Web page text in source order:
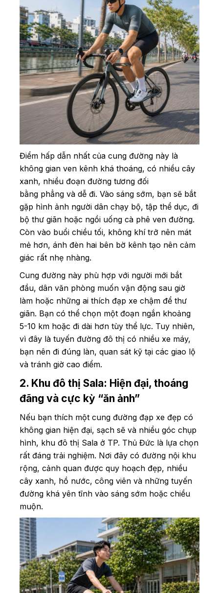
Điểm hấp dẫn nhất của cung đường này là
không gian ven kênh khá thoáng, có nhiều cây
xanh, nhiều đoạn đường tương đối
bằng phẳng và dễ đi. Vào sáng sớm, bạn sẽ bắt
gặp hình ảnh người dân chạy bộ, tập thể dục, đi
bộ thư giãn hoặc ngồi uống cà phê ven đường.
Còn vào buổi chiều tối, không khí trở nên mát
mẻ hơn, ánh đèn hai bên bờ kênh tạo nên cảm
giác rất nhẹ nhàng.
Cung đường này phù hợp với người mới bắt
đầu, dân văn phòng muốn vận động sau giờ
làm hoặc những ai thích đạp xe chậm để thư
giãn. Bạn có thể chọn một đoạn ngắn khoảng
5-10 km hoặc đi dài hơn tùy thể lực. Tuy nhiên,
vì đây là tuyến đường đô thị có nhiều xe máy,
bạn nên đi đúng làn, quan sát kỹ tại các giao lộ
và tránh giờ cao điểm.
2. Khu đô thị Sala: Hiện đại, thoáng
đãng và cực kỳ “ăn ảnh”
Nếu bạn thích một cung đường đạp xe đẹp có
không gian hiện đại, sạch sẽ và nhiều góc chụp
hình, khu đô thị Sala ở TP. Thủ Đức là lựa chọn
rất đáng trải nghiệm. Nơi đây có đường nội khu
rộng, cảnh quan được quy hoạch đẹp, nhiều
cây xanh, hồ nước, công viên và những tuyến
đường khá yên tĩnh vào sáng sớm hoặc chiều
muộn.